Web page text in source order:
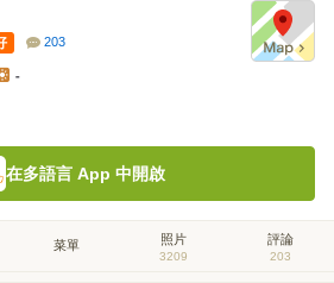
203
-
在多語言 App 中開啟
菜單 照片
3209
評論
203